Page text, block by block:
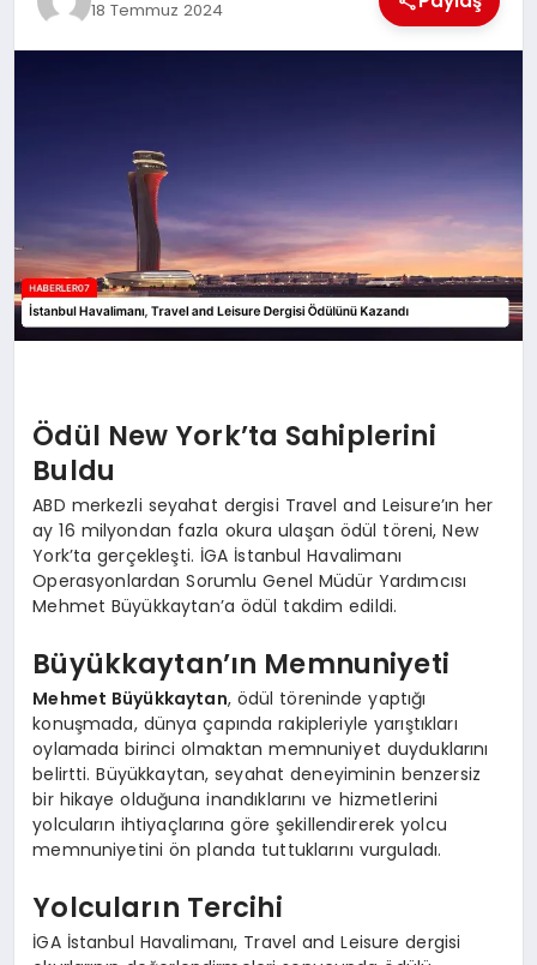
MAGAZIN
18 Temmuz 2024
Ödül New York’ta Sahiplerini
Buldu
ABD merkezli seyahat dergisi Travel and Leisure’ın her
ay 16 milyondan fazla okura ulaşan ödül töreni, New
York’ta gerçekleşti. İGA İstanbul Havalimanı
Operasyonlardan Sorumlu Genel Müdür Yardımcısı
Mehmet Büyükkaytan’a ödül takdim edildi.
Büyükkaytan’ın Memnuniyeti
Mehmet Büyükkaytan, ödül töreninde yaptığı
konuşmada, dünya çapında rakipleriyle yarıştıkları
oylamada birinci olmaktan memnuniyet duyduklarını
belirtti. Büyükkaytan, seyahat deneyiminin benzersiz
bir hikaye olduğuna inandıklarını ve hizmetlerini
yolcuların ihtiyaçlarına göre şekillendirerek yolcu
memnuniyetini ön planda tuttuklarını vurguladı.
Yolcuların Tercihi
İGA İstanbul Havalimanı, Travel and Leisure dergisi